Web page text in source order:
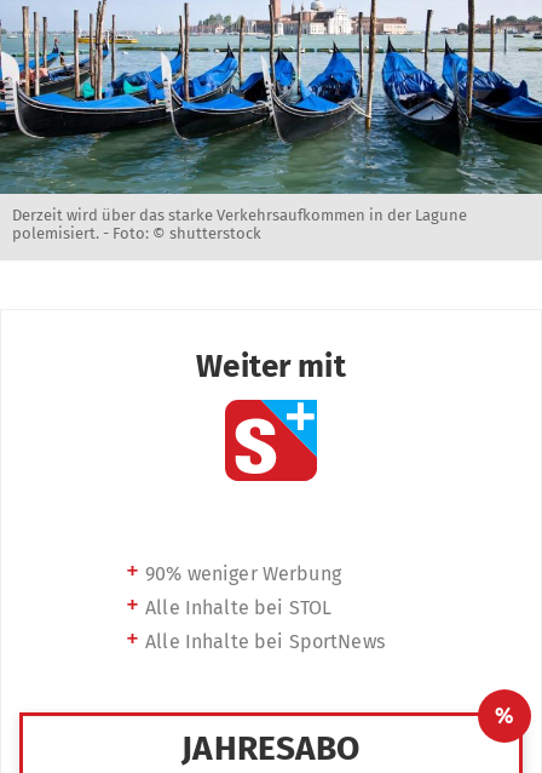
Derzeit wird über das starke Verkehrsaufkommen in der Lagune
polemisiert. - Foto: © shutterstock